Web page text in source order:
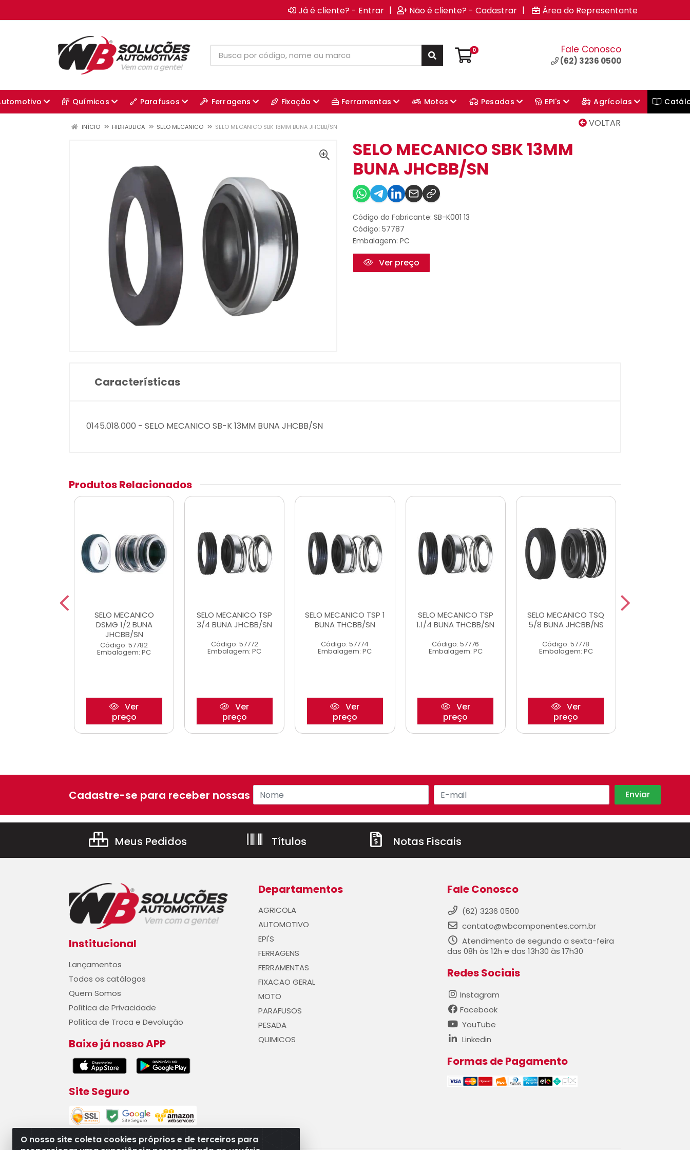
Já é cliente? - Entrar | Não é cliente? - Cadastrar | Área do Representante
0 Fale Conosco
(62) 3236 0500
Químicos Parafusos Ferragens Fixação Ferramentas Motos Pesadas EPI's Agrícolas
VOLTAR
INÍCIO HIDRAULICA SELO MECANICO SELO MECANICO SBK 13MM BUNA JHCBB/SN
SELO MECANICO SBK 13MM
BUNA JHCBB/SN
Código do Fabricante: SB-K001 13
Código: 57787
Embalagem: PC
Ver preço
Características
0145.018.000 - SELO MECANICO SB-K 13MM BUNA JHCBB/SN
Produtos Relacionados
SELO MECANICO
DSMG 1/2 BUNA
JHCBB/SN
Código: 57782
Embalagem: PC
Ver
preço
SELO MECANICO TSP
3/4 BUNA JHCBB/SN
Código: 57772
Embalagem: PC
Ver
preço
SELO MECANICO TSP 1
BUNA THCBB/SN
Código: 57774
Embalagem: PC
Ver
preço
SELO MECANICO TSP
1.1/4 BUNA THCBB/SN
Código: 57776
Embalagem: PC
Ver
preço
SELO MECANICO TSQ
5/8 BUNA JHCBB/NS
Código: 57778
Embalagem: PC
Ver
preço
O nosso site coleta cookies próprios e de terceiros para
Cadastre-se para receber nossas ofertas!
Meus Pedidos Títulos Notas Fiscais
Institucional
Lançamentos
Todos os catálogos
Quem Somos
Política de Privacidade
Política de Troca e Devolução
Baixe já nosso APP
Site Seguro
Departamentos
AGRICOLA
AUTOMOTIVO
EPI'S
FERRAGENS
FERRAMENTAS
FIXACAO GERAL
MOTO
PARAFUSOS
PESADA
QUIMICOS
Fale Conosco
(62) 3236 0500
contato@wbcomponentes.com.br
Atendimento de segunda a sexta-feira
das 08h às 12h e das 13h30 às 17h30
Redes Sociais
Instagram
Facebook
YouTube
Linkedin
Formas de Pagamento